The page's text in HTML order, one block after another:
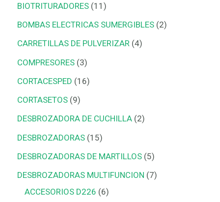
BIOTRITURADORES 11
BOMBAS ELECTRICAS SUMERGIBLES 2
CARRETILLAS DE PULVERIZAR 4
COMPRESORES 3
CORTACESPED 16
CORTASETOS 9
DESBROZADORA DE CUCHILLA 2
DESBROZADORAS 15
DESBROZADORAS DE MARTILLOS 5
DESBROZADORAS MULTIFUNCION 7
ACCESORIOS D226 6